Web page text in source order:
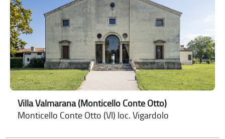
Villa Valmarana (Monticello Conte Otto)
Monticello Conte Otto (VI) loc. Vigardolo